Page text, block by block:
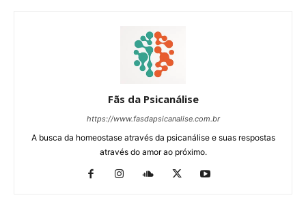
Fãs da Psicanálise
https://www.fasdapsicanalise.com.br
A busca da homeostase através da psicanálise e suas respostas
através do amor ao próximo.